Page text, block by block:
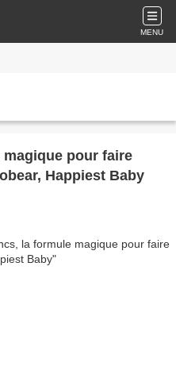
MENU
pour faire
Happiest Baby